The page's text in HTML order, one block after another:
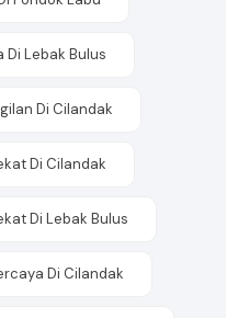
Di Lebak Bulus
Di Cilandak
Di Cilandak
Di Lebak Bulus
Di Cilandak